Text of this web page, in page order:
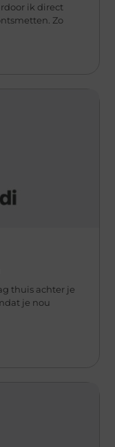
ik direct
Zo
thuis achter je
je nou